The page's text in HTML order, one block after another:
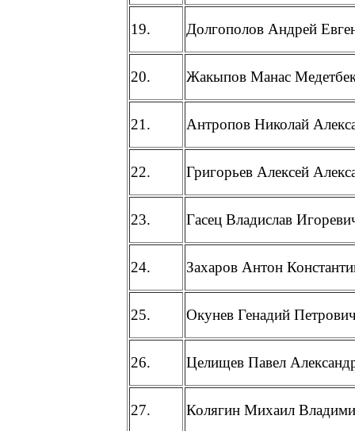
19. Долгополов Андрей
20. Жакыпов Манас
21. Антропов Николай
22. Григорьев Алексей
23. Гасец Владислав
24. Захаров Антон
25. Окунев Генадий
26. Целищев Павел
27. Колягин Михаил